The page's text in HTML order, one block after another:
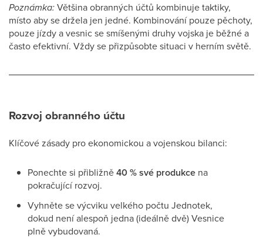
Poznámka:Většina obranných účtů kombinuje taktiky,
místo aby se držela jen jedné. Kombinování pouze pěchoty,
pouze jízdy a vesnic se smíšenými druhy vojska je běžné a
často efektivní. Vždy se přizpůsobte situaci v herním světě.
Rozvoj obranného účtu
Klíčové zásady pro ekonomickou a vojenskou bilanci:
Ponechte si přibližně40 % své produkce na
pokračující rozvoj.
Vyhněte se výcviku velkého počtu Jednotek,
dokud není alespoň jedna (ideálně dvě) Vesnice
plně vybudovaná.